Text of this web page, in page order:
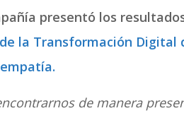
presentó los
la Transformación Digital
de manera